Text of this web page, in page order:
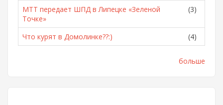
МТТ передает ШПД в Липецке «Зеленой
Точке»
(3)
Что курят в Домолинке??:) (4)
больше